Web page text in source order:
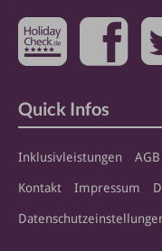
Quick Infos
Inklusivleistungen AGB
Kontakt Impressum